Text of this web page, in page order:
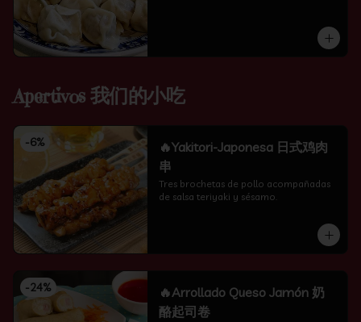
Apertivos 我们的小吃
-6%
🔥Yakitori-Japonesa 日式鸡肉
串
Tres brochetas de pollo acompañadas
de salsa teriyaki y sésamo.
-24%
🔥Arrollado Queso Jamón 奶
酪起司卷